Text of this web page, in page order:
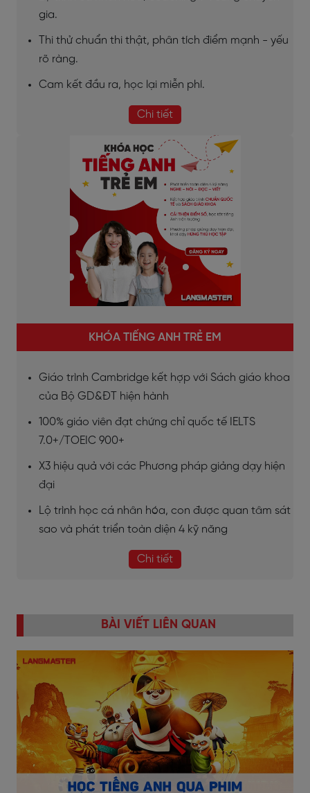
gia.
Thi thử chuẩn thi thật, phân tích điểm mạnh - yếu
rõ ràng.
Cam kết đầu ra, học lại miễn phí.
Chi tiết
KHÓA TIẾNG ANH TRẺ EM
Giáo trình Cambridge kết hợp với Sách giáo khoa
của Bộ GD&ĐT hiện hành
100% giáo viên đạt chứng chỉ quốc tế IELTS
7.0+/TOEIC 900+
X3 hiệu quả với các Phương pháp giảng dạy hiện
đại
Lộ trình học cá nhân hóa, con được quan tâm sát
sao và phát triển toàn diện 4 kỹ năng
Chi tiết
BÀI VIẾT LIÊN QUAN